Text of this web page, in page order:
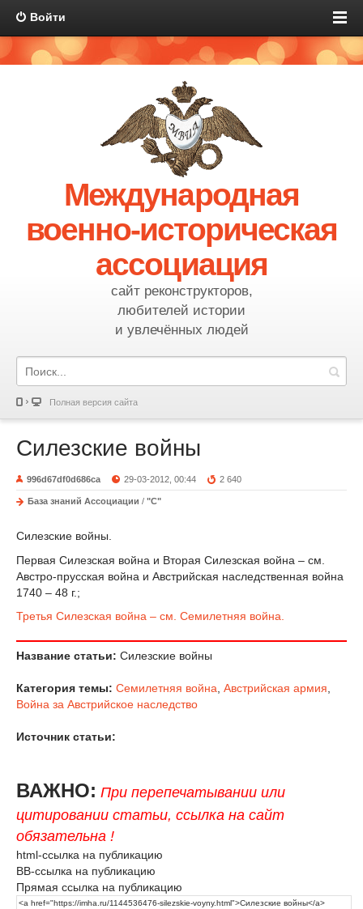
Войти
Международная
военно-историческая
ассоциация
сайт реконструкторов,
любителей истории
и увлечённых людей
Полная версия сайта
Силезские войны
996d67df0d686ca 29-03-2012, 00:44 2 640
База знаний Ассоциации / "С"
Силезские войны.
Первая Силезская война и Вторая Силезская война – см.
Австро-прусская война и Австрийская наследственная война
1740 – 48 г.;
Третья Силезская война – см. Семилетняя война.
Название статьи: Силезские войны
Категория темы: Семилетняя война, Австрийская армия,
Война за Австрийское наследство
Источник статьи:
ВАЖНО: При перепечатывании или
цитировании статьи, ссылка на сайт
обязательна !
html-ссылка на публикацию
BB-ссылка на публикацию
Прямая ссылка на публикацию